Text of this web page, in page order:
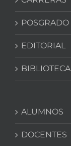
POSGRADO
EDITORIAL
BIBLIOTECA
ALUMNOS
DOCENTES